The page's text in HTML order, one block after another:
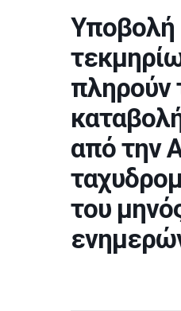
Υποβολή
πληρούν
από την
του